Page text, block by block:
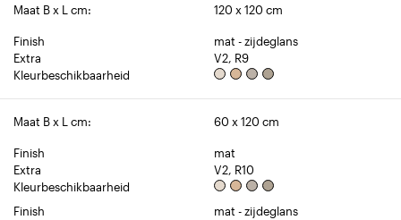
Maat B x L cm: 120 x 120 cm
Finish
mat - zijdeglans
Extra
V2, R9
Kleurbeschikbaarheid
Maat B x L cm: 60 x 120 cm
Finish
mat
Extra
V2, R10
Kleurbeschikbaarheid
Finish
mat - zijdeglans